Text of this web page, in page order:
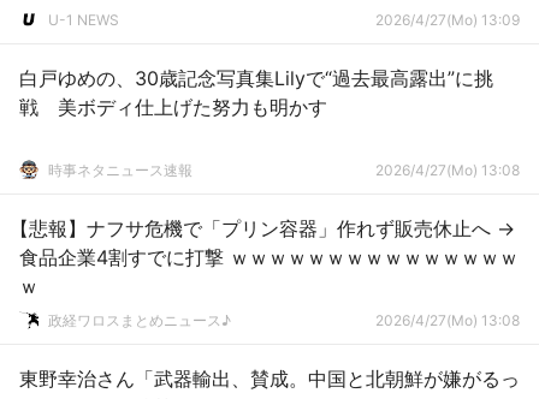
U-1 NEWS 2026/4/27(Mo) 13:09
白戸ゆめの、30歳記念写真集Lilyで“過去最高露出”に挑
戦 美ボディ仕上げた努力も明かす
時事ネタニュース速報 2026/4/27(Mo) 13:08
【悲報】ナフサ危機で「プリン容器」作れず販売休止へ →
食品企業4割すでに打撃 ｗｗｗｗｗｗｗｗｗｗｗｗｗｗｗ
ｗ
政経ワロスまとめニュース♪ 2026/4/27(Mo) 13:08
東野幸治さん「武器輸出、賛成。中国と北朝鮮が嫌がるっ